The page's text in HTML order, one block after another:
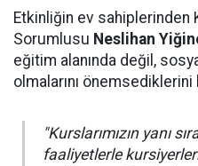
Etkinliğin ev sahiplerinden
Sorumlusu Neslihan
eğitim alanında değil,
olmalarını
"Kurslarımızın yanı
faaliyetlerle